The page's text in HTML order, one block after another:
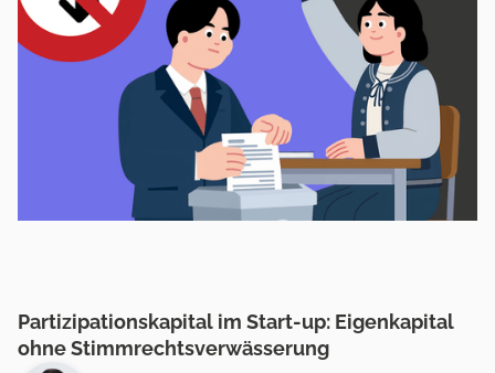
Partizipationskapital im Start-up: Eigenkapital
ohne Stimmrechtsverwässerung